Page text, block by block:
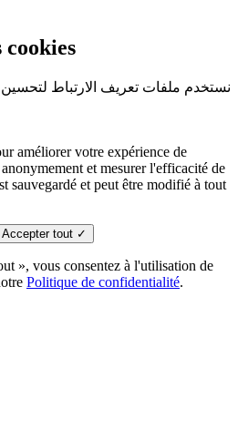
cookies
نستخدم ملفات تعريف الارتباط
améliorer votre expérience de
et mesurer l'efficacité de
sauvegardé et peut être modifié à tout
Accepter tout ✓
», vous consentez à l'utilisation de
Politique de confidentialité.